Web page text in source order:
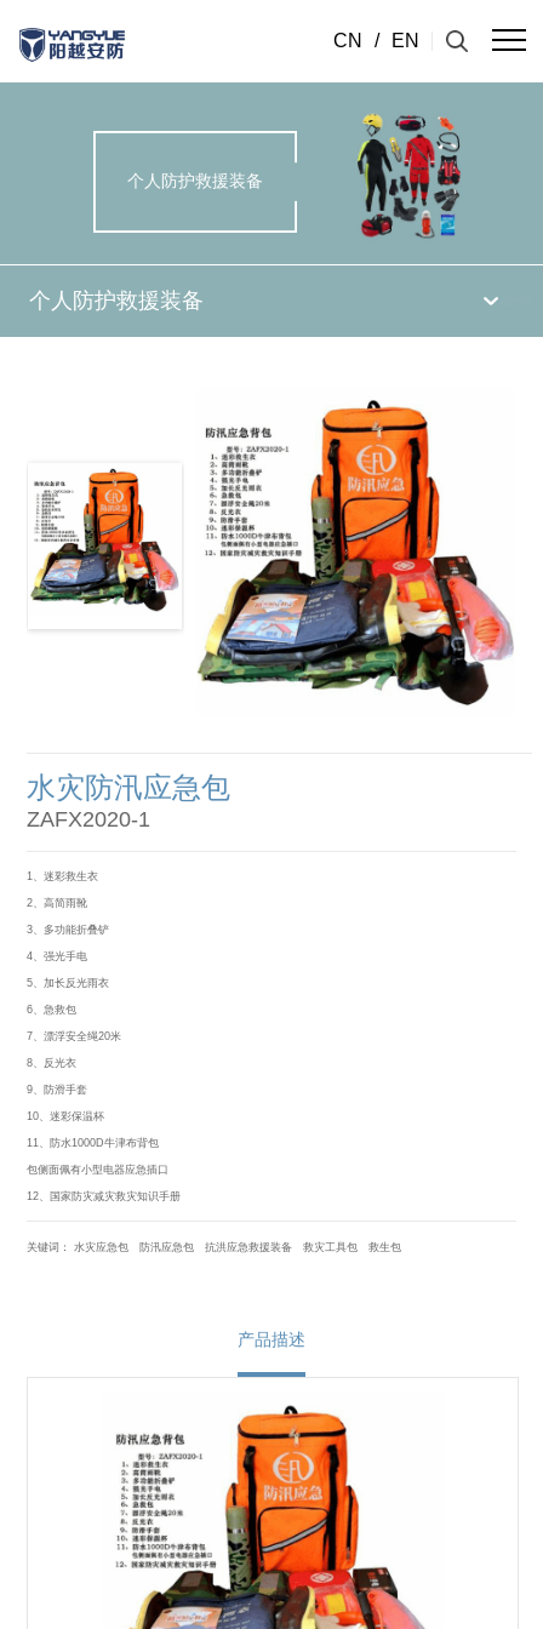
CN / EN
个人防护救援装备
个人防护救援装备
水灾防汛应急包
ZAFX2020-1
1、迷彩救生衣
2、高简雨靴
3、多功能折叠铲
4、强光手电
5、加长反光雨衣
6、急救包
7、漂浮安全绳20米
8、反光衣
9、防滑手套
10、迷彩保温杯
11、防水1000D牛津布背包
包侧面佩有小型电器应急插口
12、国家防灾减灾救灾知识手册
关键词：水灾应急包 防汛应急包 抗洪应急救援装备 救灾工具包 救生包
产品描述